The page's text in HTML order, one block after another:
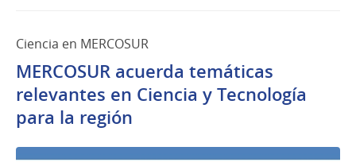
Ciencia en MERCOSUR
MERCOSUR acuerda temáticas
relevantes en Ciencia y Tecnología
para la región